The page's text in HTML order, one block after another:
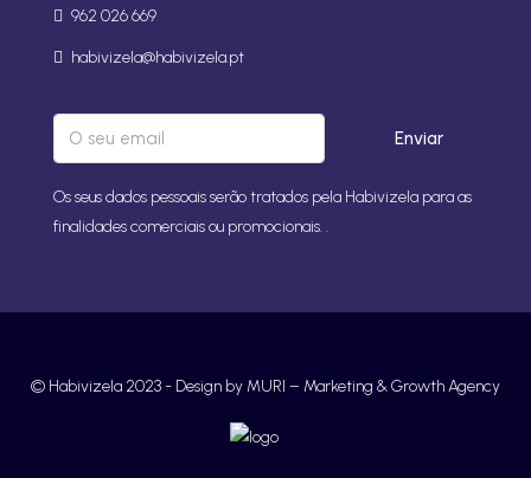
962 026 669
habivizela@habivizela.pt
Enviar
Os seus dados pessoais serão tratados pela Habivizela para as
finalidades comerciais ou promocionais. .
© Habivizela 2023 - Design by MURI – Marketing & Growth Agency